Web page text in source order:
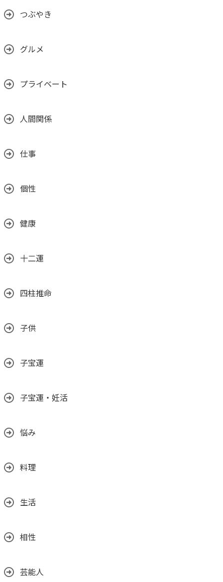
つぶやき
グルメ
プライベート
人間関係
仕事
個性
健康
十二運
四柱推命
子供
子宝運
子宝運・妊活
悩み
料理
生活
相性
芸能人